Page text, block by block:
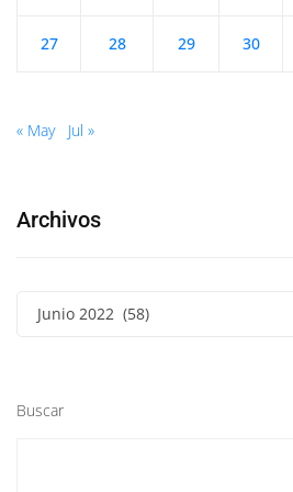
27 28 29 30
« May Jul »
Archivos
Junio 2022 (58)
Buscar